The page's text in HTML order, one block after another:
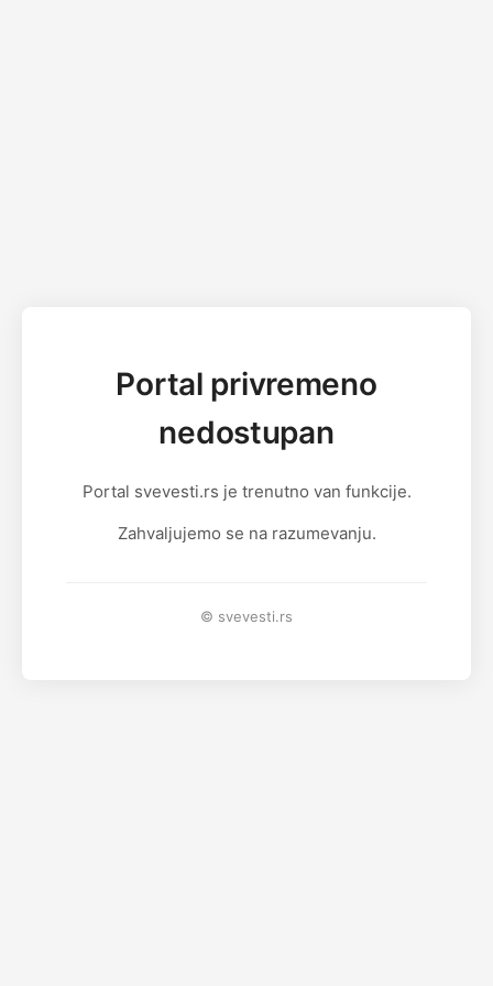
Portal privremeno
nedostupan
Portal svevesti.rs je trenutno van funkcije.
Zahvaljujemo se na razumevanju.
© svevesti.rs